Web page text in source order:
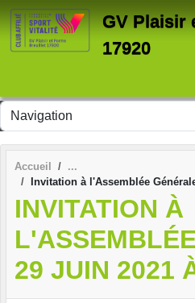
GV Plaisir
17920
Accueil
Invitation à l'Assemblée
INVITATION À
29 JUIN 2021
Panneau de gestion des cookies